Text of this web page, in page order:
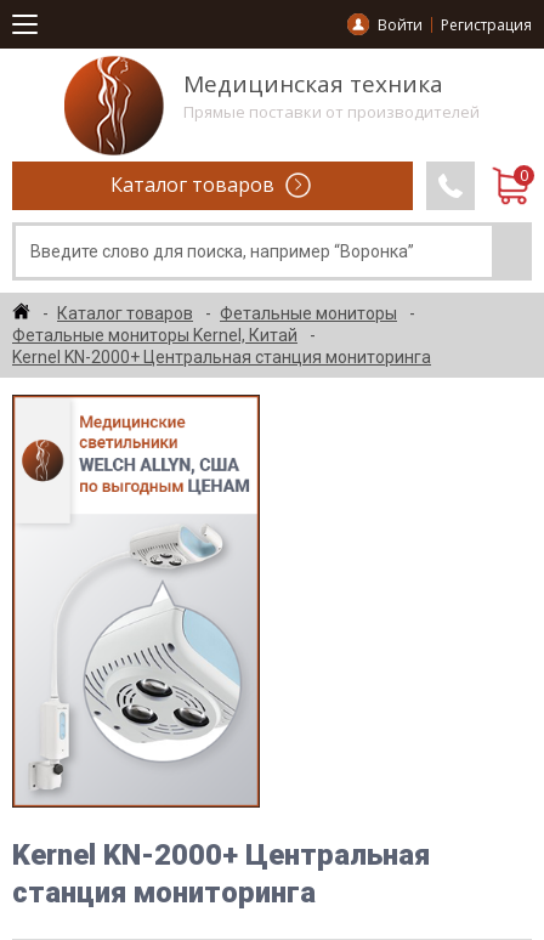
Войти Регистрация
Медицинская техника
Прямые поставки от производителей
Каталог товаров
Каталог товаров
Фетальные мониторы
Фетальные мониторы Kernel, Китай
Kernel KN-2000+ Центральная станция мониторинга
Kernel KN-2000+ Центральная
станция мониторинга